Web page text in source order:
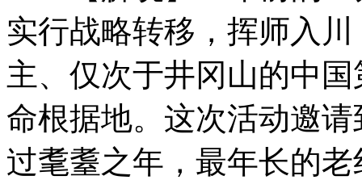
盘点2012微博圈最热门的事儿
孙杨拒绝拍照抢相机被指耍大牌
实行战略转移，挥师入
主、仅次于井冈山的中
命根据地。这次活动邀
过耄耋之年，最年长的